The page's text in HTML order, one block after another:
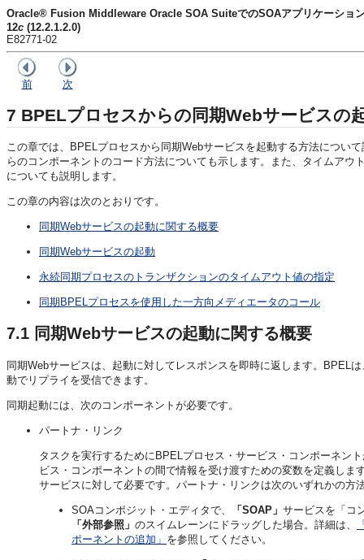
Oracle® Fusion Middleware Oracle SOA SuiteでのSOAアプリケーショ
12c (12.2.1.2.0)
E82771-02
前 次
7 BPELプロセスからの同期Webサービスの
この章では、BPELプロセスから同期Webサービスを起動する方法につい
らのコンポーネントのコード方法についても示します。また、タイムア
についても説明します。
この章の内容は次のとおりです。
同期Webサービスの起動に関する概要
同期Webサービスの起動
永続同期プロセスのトランザクションのタイムアウト値の指定
同期BPELプロセスを使用した一方向メディエータのコール
7.1 同期Webサービスの起動に関する概要
同期Webサービスは、起動に対してレスポンスを即時に返します。BPEL
動でリプライを受信できます。
同期起動には、次のコンポーネントが必要です。
パートナ・リンク
タスクを実行するためにBPELプロセス・サービス・コンポーネン
ビス・コンポーネントの間で情報を受け渡すための変数を定義し
サービスに対して必要です。パートナ・リンクは次のいずれかの方
SOAコンポジット・エディタで、 「SOAP」 サービスを「コ
「外部参照」 のスイムレーンにドラッグした場合。詳細は、
ポーネントの追加」 を参照してください。